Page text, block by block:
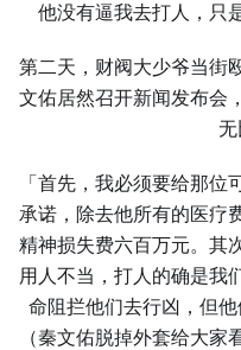
他没有逼我去打人，只
第二天，财阀大少爷当街
文佑居然召开新闻发布会
无
「首先，我必须要给那
承诺，除去他所有的医疗
精神损失费六百万元。其
用人不当，打人的确是我
命阻拦他们去行凶，但
（秦文佑脱掉外套给大